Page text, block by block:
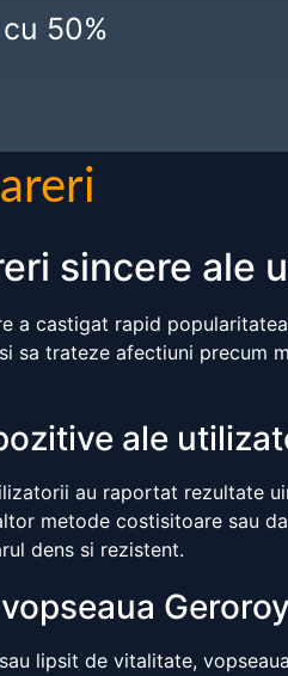
50%
sincere ale
a castigat rapid
sa trateze afectiuni precum
ale
au raportat rezultate
metode costisitoare sau
dens si rezistent.
lipsit de vitalitate,